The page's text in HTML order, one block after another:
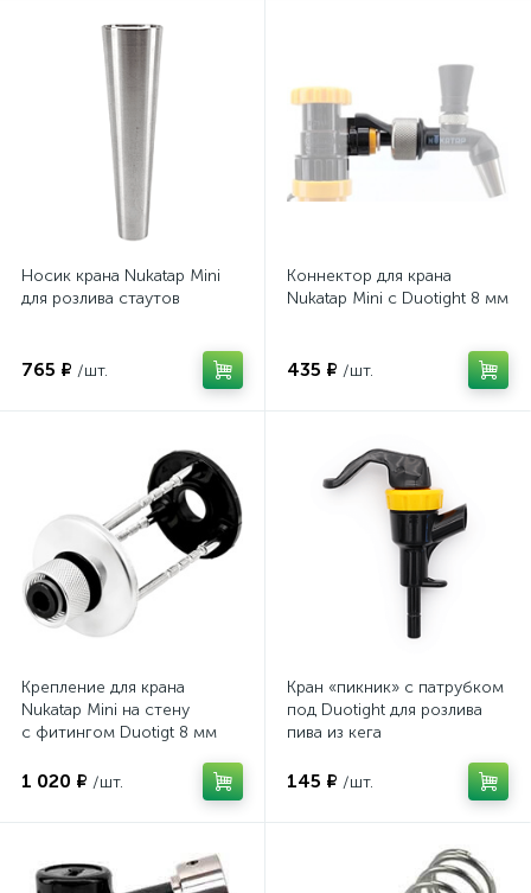
Носик крана Nukatap Mini
для розлива стаутов
765 ₽ /шт.
Коннектор для крана
Nukatap Mini с Duotight 8 мм
435 ₽ /шт.
Крепление для крана
Nukatap Mini на стену
с фитингом Duotigt 8 мм
1 020 ₽ /шт.
Кран «пикник» с патрубком
под Duotight для розлива
пива из кега
145 ₽ /шт.